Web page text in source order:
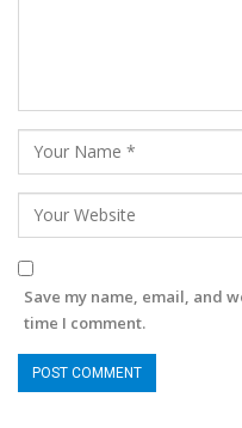
Save my name, email, and
time I comment.